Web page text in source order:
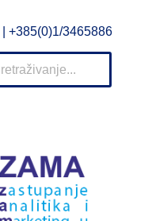
| +385(0)1/3465886